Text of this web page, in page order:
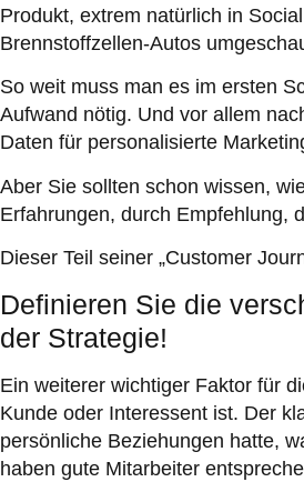
Produkt, extrem natürlich in
Brennstoffzellen-Autos
So weit muss man es im ersten
Aufwand nötig. Und vor allem
Daten für personalisierte
Aber Sie sollten schon wissen,
Erfahrungen, durch Empfehlung,
Dieser Teil seiner „Customer
Definieren Sie die
der Strategie!
Ein weiterer wichtiger Faktor für
Kunde oder Interessent ist. Der
persönliche Beziehungen hatte,
haben gute Mitarbeiter